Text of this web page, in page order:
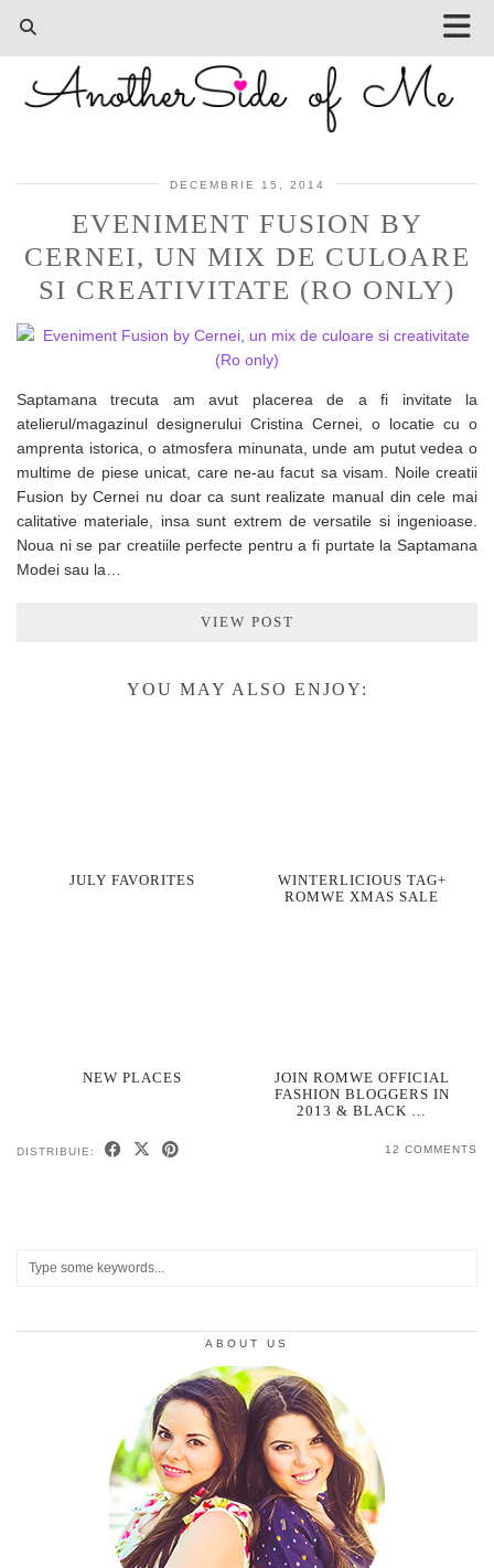
DECEMBRIE 15, 2014
EVENIMENT FUSION BY
CERNEI, UN MIX DE CULOARE
SI CREATIVITATE (RO ONLY)
Saptamana trecuta am avut placerea de a fi invitate la
atelierul/magazinul designerului Cristina Cernei, o locatie cu o
amprenta istorica, o atmosfera minunata, unde am putut vedea o
multime de piese unicat, care ne-au facut sa visam. Noile creatii
Fusion by Cernei nu doar ca sunt realizate manual din cele mai
calitative materiale, insa sunt extrem de versatile si ingenioase.
Noua ni se par creatiile perfecte pentru a fi purtate la Saptamana
Modei sau la…
VIEW POST
YOU MAY ALSO ENJOY:
JULY FAVORITES
WINTERLICIOUS TAG+
ROMWE XMAS SALE
NEW PLACES
JOIN ROMWE OFFICIAL
FASHION BLOGGERS IN
2013 & BLACK …
DISTRIBUIE: 12 COMMENTS
ABOUT US